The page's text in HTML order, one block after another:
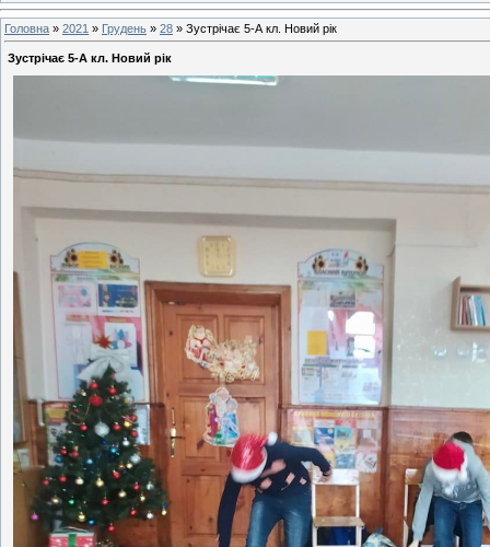
Головна » 2021 » Грудень » 28 » Зустрічає 5-А кл. Новий рік
Зустрічає 5-А кл. Новий рік